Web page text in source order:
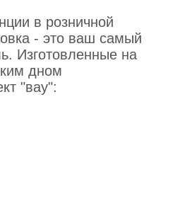
в розничной
- это ваш самый
Изготовленные на
дном
"вау":